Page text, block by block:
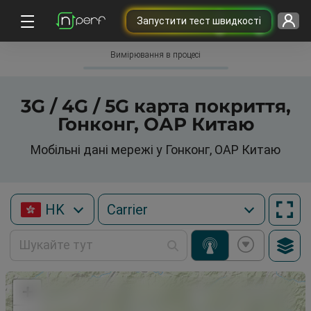
Запустити тест швидкості
Вимірювання в процесі
3G / 4G / 5G карта покриття,
Гонконг, ОАР Китаю
Мобільні дані мережі у Гонконг, ОАР Китаю
HK